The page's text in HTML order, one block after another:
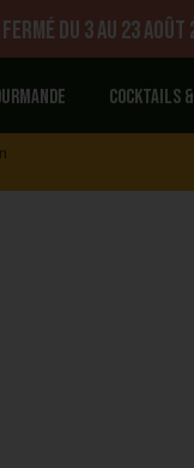
du 3 au 23 août
Cocktails